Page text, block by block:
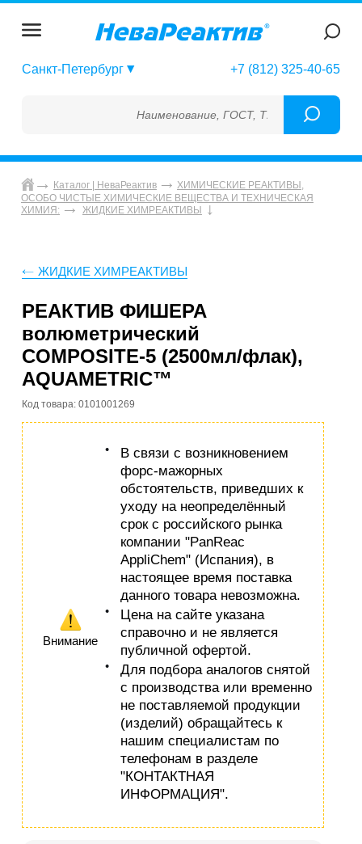
Санкт-Петербург +7 (812) 325-40-65
Наименование, ГОСТ, ТУ, ГСО, МСО, ОСО,
Каталог | НеваРеактив
ХИМИЧЕСКИЕ РЕАКТИВЫ,
ОСОБО ЧИСТЫЕ ХИМИЧЕСКИЕ ВЕЩЕСТВА И ТЕХНИЧЕСКАЯ
ХИМИЯ:
ЖИДКИЕ ХИМРЕАКТИВЫ
ЖИДКИЕ ХИМРЕАКТИВЫ
РЕАКТИВ ФИШЕРА
волюметрический
COMPOSITE-5 (2500мл/флак),
AQUAMETRIC™
Код товара: 0101001269
Внимание
В связи с возникновением
форс-мажорных
обстоятельств, приведших к
уходу на неопределённый
срок с российского рынка
компании "PanReac
AppliChem" (Испания), в
настоящее время поставка
данного товара невозможна.
Цена на сайте указана
справочно и не является
публичной офертой.
Для подбора аналогов снятой
с производства или временно
не поставляемой продукции
(изделий) обращайтесь к
нашим специалистам по
телефонам в разделе
"КОНТАКТНАЯ
ИНФОРМАЦИЯ".